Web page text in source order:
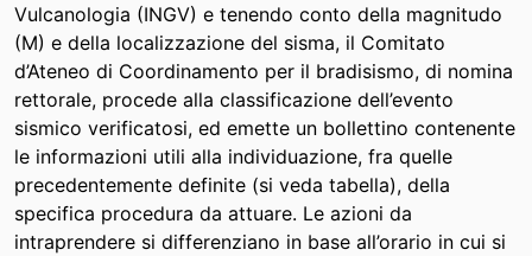
Vulcanologia (INGV) e tenendo conto della magnitudo
(M) e della localizzazione del sisma, il Comitato
d’Ateneo di Coordinamento per il bradisismo, di nomina
rettorale, procede alla classificazione dell’evento
sismico verificatosi, ed emette un bollettino contenente
le informazioni utili alla individuazione, fra quelle
precedentemente definite (si veda tabella), della
specifica procedura da attuare. Le azioni da
intraprendere si differenziano in base all’orario in cui si